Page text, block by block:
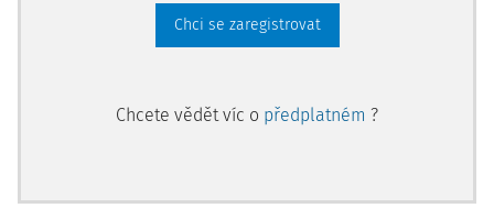
Chci se zaregistrovat
Chcete vědět víc o předplatném ?